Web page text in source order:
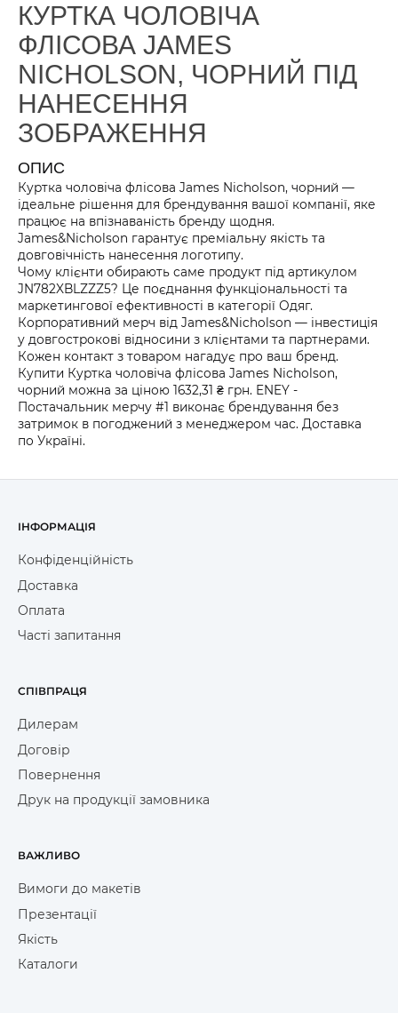
КУРТКА ЧОЛОВІЧА
ФЛІСОВА JAMES
NICHOLSON, ЧОРНИЙ ПІД
НАНЕСЕННЯ
ЗОБРАЖЕННЯ
ОПИС
Куртка чоловіча флісова James Nicholson, чорний —
ідеальне рішення для брендування вашої компанії, яке
працює на впізнаваність бренду щодня.
James&Nicholson гарантує преміальну якість та
довговічність нанесення логотипу.
Чому клієнти обирають саме продукт під артикулом
JN782XBLZZZ5? Це поєднання функціональності та
маркетингової ефективності в категорії Одяг.
Корпоративний мерч від James&Nicholson — інвестиція
у довгострокові відносини з клієнтами та партнерами.
Кожен контакт з товаром нагадує про ваш бренд.
Купити Куртка чоловіча флісова James Nicholson,
чорний можна за ціною 1632,31 ₴ грн. ENEY -
Постачальник мерчу #1 виконає брендування без
затримок в погоджений з менеджером час. Доставка
по Україні.
ІНФОРМАЦІЯ
Конфіденційність
Доставка
Оплата
Часті запитання
СПІВПРАЦЯ
Дилерам
Договір
Повернення
Друк на продукції замовника
ВАЖЛИВО
Вимоги до макетів
Презентації
Якість
Каталоги